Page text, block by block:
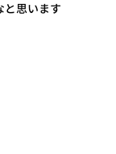
と思います